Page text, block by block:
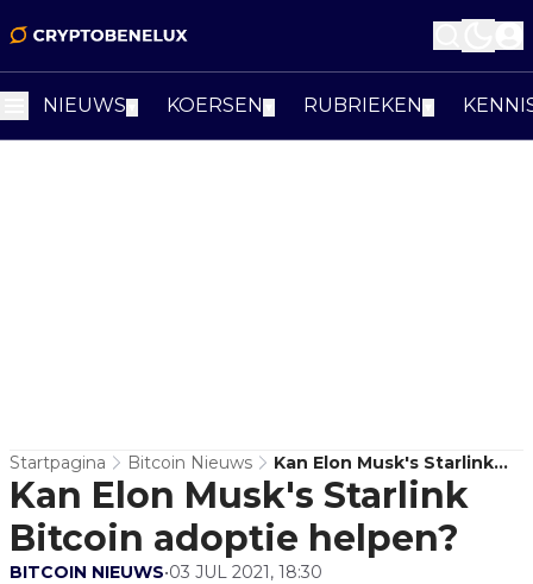
NIEUWS KOERSEN RUBRIEKEN
Startpagina Bitcoin Nieuws
Kan Elon Musk's Starlink
Bitcoin Adoptie Helpen?
Kan Elon Musk's Starlink
Bitcoin adoptie helpen?
BITCOIN NIEUWS•03 JUL 2021, 18:30